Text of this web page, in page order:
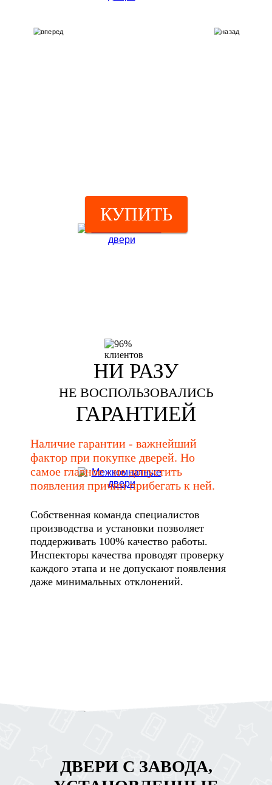
КУПИТЬ
НИ РАЗУ
НЕ ВОСПОЛЬЗОВАЛИСЬ
ГАРАНТИЕЙ
Наличие гарантии - важнейший
фактор при покупке дверей. Но
самое главное - не допустить
появления причин прибегать к ней.
Собственная команда специалистов
производства и установки позволяет
поддерживать 100% качество работы.
Инспекторы качества проводят проверку
каждого этапа и не допускают появления
даже минимальных отклонений.
ДВЕРИ С ЗАВОДА,